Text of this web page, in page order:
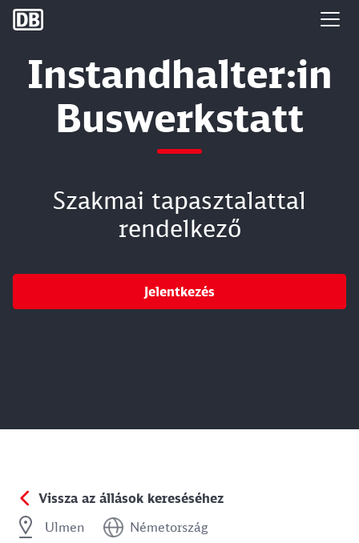
DB Group
Instandhalter:in
Buswerkstatt
Szakmai tapasztalattal
rendelkező
Jelentkezés
Vissza az állások kereséséhez
Ulmen
Németország